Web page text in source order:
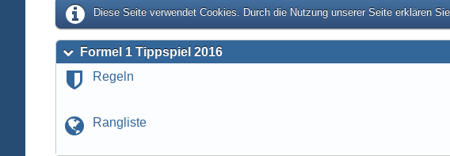
Diese Seite verwendet Cookies. Durch die Nutzung unserer Seite erklären
Formel 1 Tippspiel 2016
Regeln
Rangliste